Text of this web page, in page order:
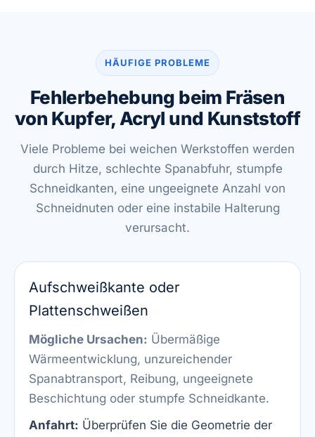
HÄUFIGE PROBLEME
Fehlerbehebung beim Fräsen
von Kupfer, Acryl und Kunststoff
Viele Probleme bei weichen Werkstoffen werden
durch Hitze, schlechte Spanabfuhr, stumpfe
Schneidkanten, eine ungeeignete Anzahl von
Schneidnuten oder eine instabile Halterung
verursacht.
Aufschweißkante oder
Plattenschweißen
Mögliche Ursachen: Übermäßige
Wärmeentwicklung, unzureichender
Spanabtransport, Reibung, ungeeignete
Beschichtung oder stumpfe Schneidkante.
Anfahrt: Überprüfen Sie die Geometrie der